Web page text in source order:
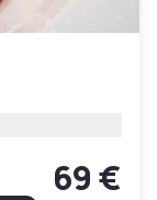
69 €